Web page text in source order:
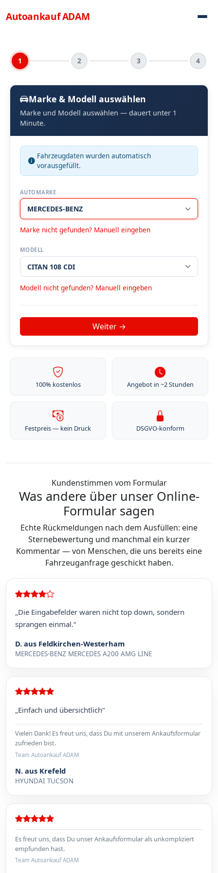
AutoankaufADAM
1 2 3 4
Marke & Modell auswählen
Marke und Modell auswählen — dauert unter 1
Minute.
Fahrzeugdaten wurden automatisch
vorausgefüllt.
AUTOMARKE
Marke nicht gefunden? Manuell eingeben
MODELL
Modell nicht gefunden? Manuell eingeben
100% kostenlos Angebot in ~2 Stunden
Festpreis — kein Druck DSGVO-konform
Kundenstimmen vom Formular
Was andere über unser Online-
Formular sagen
Echte Rückmeldungen nach dem Ausfüllen: eine
Sternebewertung und manchmal ein kurzer
Kommentar — von Menschen, die uns bereits eine
Fahrzeuganfrage geschickt haben.
„Die Eingabefelder waren nicht top down, sondern
sprangen einmal.“
D. aus Feldkirchen-Westerham
MERCEDES-BENZ MERCEDES A200 AMG LINE
„Einfach und übersichtlich“
Vielen Dank! Es freut uns, dass Du mit unserem Ankaufsformular
zufrieden bist.
Team Autoankauf ADAM
N. aus Krefeld
HYUNDAI TUCSON
Es freut uns, dass Du unser Ankaufsformular als unkompliziert
empfunden hast.
Team Autoankauf ADAM